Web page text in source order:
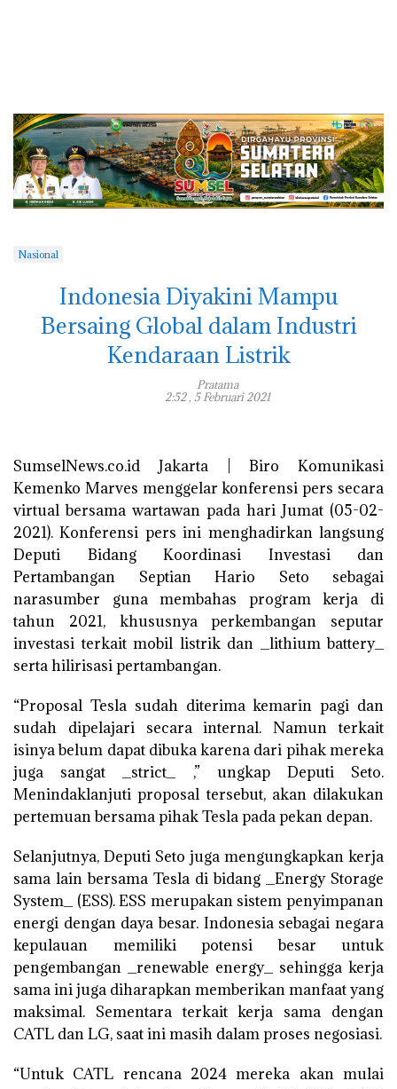
Nasional
Indonesia Diyakini Mampu
Bersaing Global dalam Industri
Kendaraan Listrik
Pratama
2:52 , 5 Februari 2021
SumselNews.co.id Jakarta | Biro Komunikasi
Kemenko Marves menggelar konferensi pers secara
virtual bersama wartawan pada hari Jumat (05-02-
2021). Konferensi pers ini menghadirkan langsung
Deputi Bidang Koordinasi Investasi dan
Pertambangan Septian Hario Seto sebagai
narasumber guna membahas program kerja di
tahun 2021, khususnya perkembangan seputar
investasi terkait mobil listrik dan _lithium battery_
serta hilirisasi pertambangan.
“Proposal Tesla sudah diterima kemarin pagi dan
sudah dipelajari secara internal. Namun terkait
isinya belum dapat dibuka karena dari pihak mereka
juga sangat _strict_ ,” ungkap Deputi Seto.
Menindaklanjuti proposal tersebut, akan dilakukan
pertemuan bersama pihak Tesla pada pekan depan.
Selanjutnya, Deputi Seto juga mengungkapkan kerja
sama lain bersama Tesla di bidang _Energy Storage
System_ (ESS). ESS merupakan sistem penyimpanan
energi dengan daya besar. Indonesia sebagai negara
kepulauan memiliki potensi besar untuk
pengembangan _renewable energy_ sehingga kerja
sama ini juga diharapkan memberikan manfaat yang
maksimal. Sementara terkait kerja sama dengan
CATL dan LG, saat ini masih dalam proses negosiasi.
“Untuk CATL rencana 2024 mereka akan mulai